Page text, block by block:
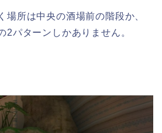
場所は中央の酒場前の階段か、
2パターンしかありません。